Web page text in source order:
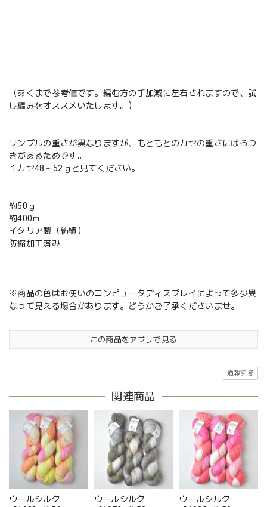
（あくまで参考値です。編む方の手加減に左右されますので、試
し編みをオススメいたします。）
サンプルの重さが異なりますが、もともとのカセの重さにばらつ
きがあるためです。
１カセ48～52ｇと見てください。
約50ｇ
約400ｍ
イタリア製（紡績）
防縮加工済み
※商品の色はお使いのコンピュータディスプレイによって多少異
なって見える場合があります。どうかご了承くださいませ。
この商品をアプリで見る
通報する
関連商品
ウールシルク
ウールシルク
ウールシルク